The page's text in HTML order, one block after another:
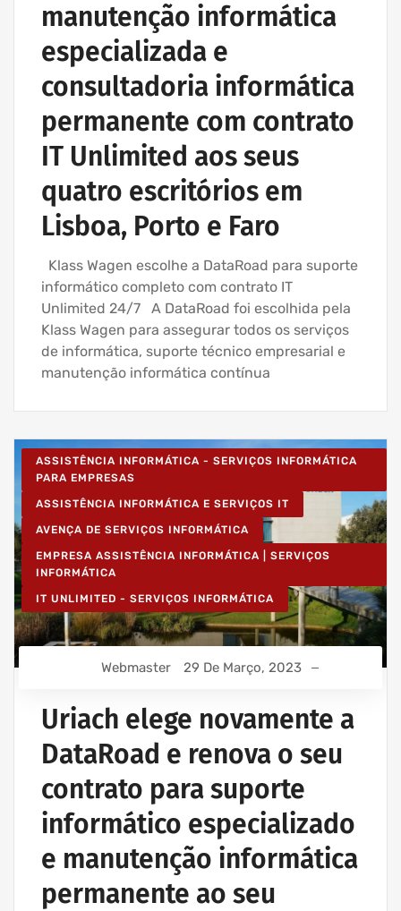
manutenção informática
especializada e
consultadoria informática
permanente com contrato
IT Unlimited aos seus
quatro escritórios em
Lisboa, Porto e Faro
Klass Wagen escolhe a DataRoad para suporte
informático completo com contrato IT
Unlimited 24/7 A DataRoad foi escolhida pela
Klass Wagen para assegurar todos os serviços
de informática, suporte técnico empresarial e
manutenção informática contínua
ASSISTÊNCIA INFORMÁTICA - SERVIÇOS INFORMÁTICA
PARA EMPRESAS
ASSISTÊNCIA INFORMÁTICA E SERVIÇOS IT
AVENÇA DE SERVIÇOS INFORMÁTICA
EMPRESA ASSISTÊNCIA INFORMÁTICA | SERVIÇOS
INFORMÁTICA
IT UNLIMITED - SERVIÇOS INFORMÁTICA
Webmaster 29 De Março, 2023
Uriach elege novamente a
DataRoad e renova o seu
contrato para suporte
informático especializado
e manutenção informática
permanente ao seu